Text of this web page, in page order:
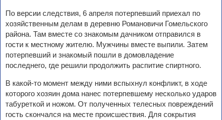
По версии следствия, 6 апреля потерпевший приехал по
хозяйственным делам в деревню Романовичи Гомельского
района. Там вместе со знакомым дачником отправился в
гости к местному жителю. Мужчины вместе выпили. Затем
потерпевший и знакомый пошли в домовладение
последнего, где решили продолжить распитие спиртного.
В какой-то момент между ними вспыхнул конфликт, в ходе
которого хозяин дома нанес потерпевшему несколько ударов
табуреткой и ножом. От полученных телесных повреждений
гость скончался на месте происшествия. Для сокрытия